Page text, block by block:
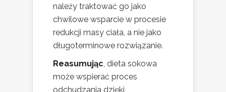
należy traktować go jako
chwilowe wsparcie w procesie
redukcji masy ciała, a nie jako
długoterminowe rozwiązanie.
Reasumując, dieta sokowa
może wspierać proces
odchudzania dzięki